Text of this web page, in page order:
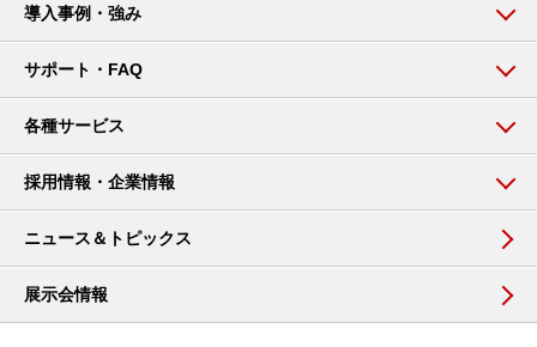
導入事例・強み
サポート・FAQ
各種サービス
採用情報・企業情報
ニュース＆トピックス
展示会情報